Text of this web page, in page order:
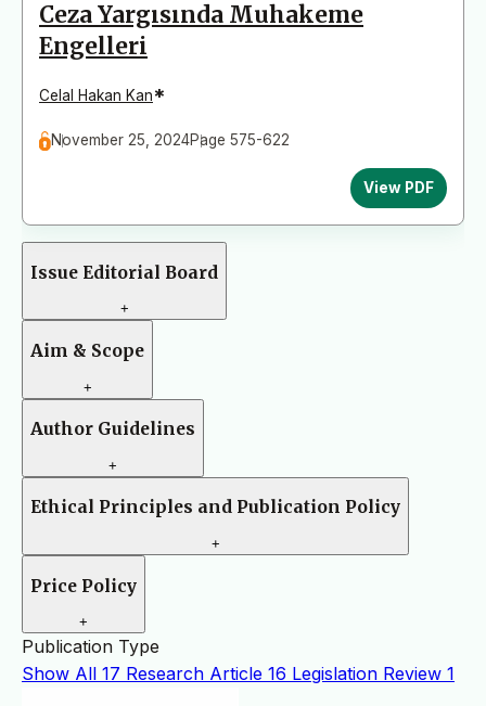
Ceza Yargısında Muhakeme
Engelleri
Celal Hakan Kan*
November 25, 2024Page 575-622
View PDF
Issue Editorial Board
+
Aim & Scope
+
Author Guidelines
+
Ethical Principles and Publication Policy
+
Price Policy
+
Publication Type
Show All 17 Research Article 16 Legislation Review 1